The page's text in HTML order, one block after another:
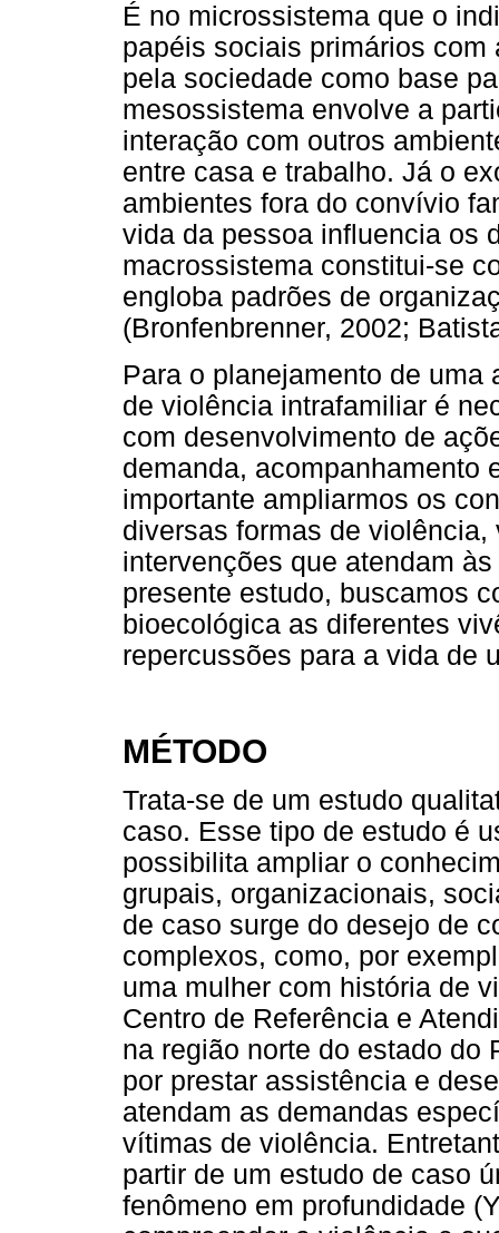
É no microssistema que o
papéis sociais primários
pela sociedade como base
mesossistema envolve a
interação com outros
entre casa e trabalho. Já o
ambientes fora do convívio
vida da pessoa influencia os
macrossistema constitui-se
engloba padrões de
(Bronfenbrenner, 2002;
Para o planejamento de
de violência intrafamiliar é
com desenvolvimento de
demanda, acompanhamento
importante ampliarmos os
diversas formas de
intervenções que atendam
presente estudo, buscamos
bioecológica as diferentes
repercussões para a vida de
MÉTODO
Trata-se de um estudo
caso. Esse tipo de estudo é
possibilita ampliar o
grupais, organizacionais,
de caso surge do desejo de
complexos, como, por
uma mulher com história de
Centro de Referência e
na região norte do estado do
por prestar assistência e
atendam as demandas
vítimas de violência.
partir de um estudo de caso
fenômeno em profundidade